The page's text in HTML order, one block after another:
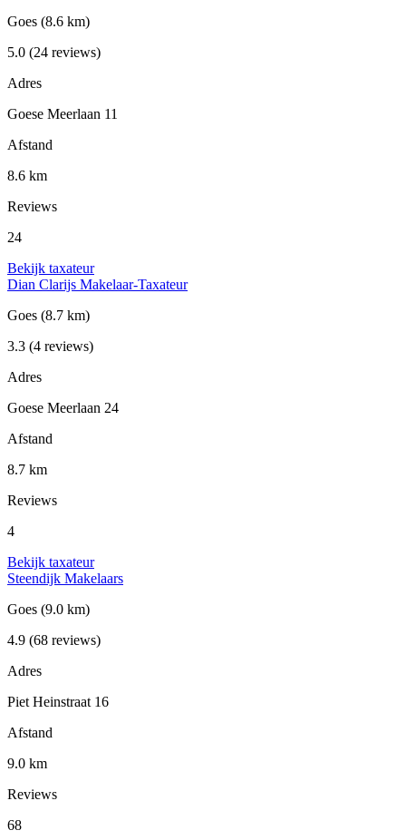
Goes (8.6 km)
5.0 (24 reviews)
Adres
Goese Meerlaan 11
Afstand
8.6 km
Reviews
24
Bekijk taxateur
Dian Clarijs Makelaar-Taxateur
Goes (8.7 km)
3.3 (4 reviews)
Adres
Goese Meerlaan 24
Afstand
8.7 km
Reviews
4
Bekijk taxateur
Steendijk Makelaars
Goes (9.0 km)
4.9 (68 reviews)
Adres
Piet Heinstraat 16
Afstand
9.0 km
Reviews
68